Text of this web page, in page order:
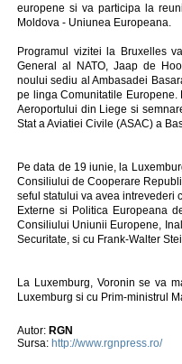
europene si va participa la
Moldova - Uniunea Europeana.
Programul vizitei la Bruxelles
General al NATO, Jaap de
noului sediu al Ambasadei
pe linga Comunitatile Europene.
Aeroportului din Liege si
Stat a Aviatiei Civile (ASAC) a
Pe data de 19 iunie, la
Consiliului de Cooperare
seful statului va avea intrevederi
Externe si Politica Europeana
Consiliului Uniunii Europene,
Securitate, si cu Frank-Walter
La Luxemburg, Voronin se va
Luxemburg si cu Prim-ministrul
Autor: RGN
Sursa: http://www.rgnpress.ro/